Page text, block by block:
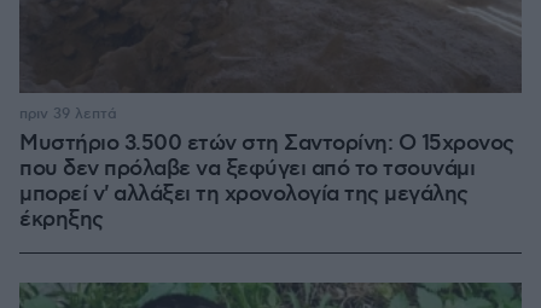
Μυστήριο 3.500 ετών στη Σαντορίνη: Ο 15χρονος
που δεν πρόλαβε να ξεφύγει από το τσουνάμι
μπορεί ν' αλλάξει τη χρονολογία της μεγάλης
έκρηξης
πριν 39 λεπτά